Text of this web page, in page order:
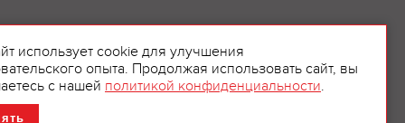
использует cookie для улучшения
опыта. Продолжая использовать сайт, вы
с нашей политикой конфиденциальности.